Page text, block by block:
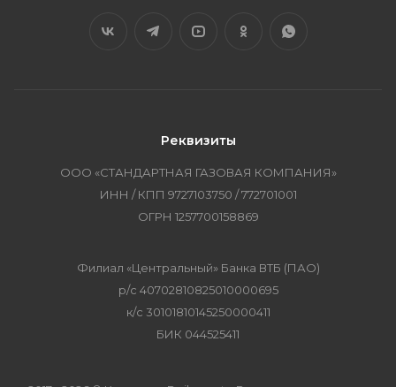
Реквизиты
ООО «СТАНДАРТНАЯ ГАЗОВАЯ КОМПАНИЯ»
ИНН / КПП 9727103750 / 772701001
ОГРН 1257700158869
Филиал «Центральный» Банка ВТБ (ПАО)
р/с 40702810825010000695
к/с 30101810145250000411
БИК 044525411